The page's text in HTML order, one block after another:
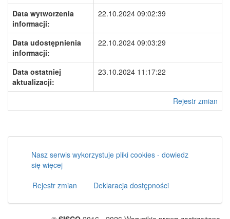
Data wytworzenia
informacji:
22.10.2024 09:02:39
Data udostępnienia
informacji:
22.10.2024 09:03:29
Data ostatniej
aktualizacji:
23.10.2024 11:17:22
Rejestr zmian
Nasz serwis wykorzystuje pliki cookies - dowiedz
się więcej
Rejestr zmian
Deklaracja dostępności